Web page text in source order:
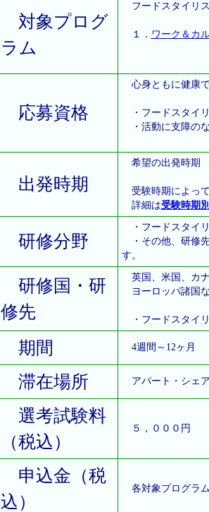
対象プログ
ラム
フードスタイリ
１． ワーク＆カ
応募資格
心身ともに健康
・フードスタイ
・活動に支障の
出発時期
希望の出発時
受験時期によっ
詳細は受験時期
研修分野
・フードスタイ
・その他、研修
す。
研修国・研
修先
英国、米国、カ
ヨーロッパ諸国
・フードスタイ
期間 4週間～12ヶ月
滞在場所 アパート・シェ
選考試験料
（税込）
５，０００円
申込金（税
込）
各対象プログラ